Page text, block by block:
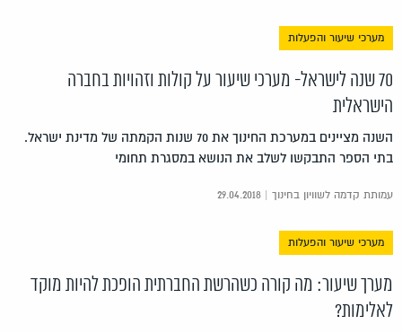
מערכי שיעור והפעלות
70 שנה לישראל- מערכי שיעור על קולות וזהויות בחברה
הישראלית
השנה מציינים במערכת החינוך את 70 שנות הקמתה של מדינת ישראל.
בתי הספר התבקשו לשלב את הנושא במסגרת תחומי
עמותת קדמה לשוויון בחינוך | 29.04.2018
מערכי שיעור והפעלות
מערך שיעור: מה קורה כשהרשת החברתית הופכת להיות מוקד
לאלימות?